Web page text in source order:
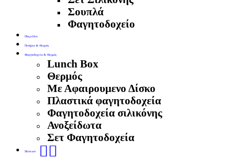
Σουπλά
Φαγητοδοχείο
Παιχνίδια
Ποτήρια & Θερμός
Φαγητοδοχεία & Θερμός
Lunch Box
Θερμός
Με Αφαιρουμενο Δίσκο
Πλαστικά φαγητοδοχεία
Φαγητοδοχεία σιλικόνης
Ανοξείδωτα
Σετ Φαγητοδοχεία
Skincare 🧖‍♀️